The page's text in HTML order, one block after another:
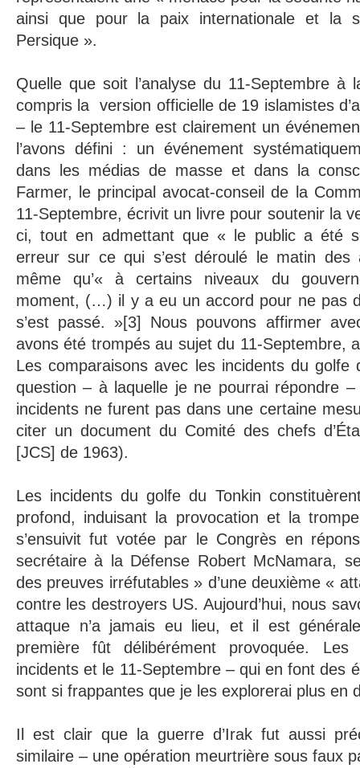
ainsi que pour la paix internationale et la
Persique ».
Quelle que soit l’analyse du 11-Septembre à
compris la version officielle de 19 islamistes
– le 11-Septembre est clairement un
l’avons défini : un événement
dans les médias de masse et dans la
Farmer, le principal avocat-conseil de la
11-Septembre, écrivit un livre pour soutenir la
ci, tout en admettant que « le public a été
erreur sur ce qui s’est déroulé le matin
même qu’« à certains niveaux du
moment, (…) il y a eu un accord pour ne pas
s’est passé. »[3] Nous pouvons affirmer
avons été trompés au sujet du 11-Septembre,
Les comparaisons avec les incidents du golfe
question – à laquelle je ne pourrai répondre
incidents ne furent pas dans une certaine
citer un document du Comité des chefs
[JCS] de 1963).
Les incidents du golfe du Tonkin
profond, induisant la provocation et la
s’ensuivit fut votée par le Congrès en
secrétaire à la Défense Robert McNamara,
des preuves irréfutables » d’une deuxième «
contre les destroyers US. Aujourd’hui, nous
attaque n’a jamais eu lieu, et il est
première fût délibérément provoquée.
incidents et le 11-Septembre – qui en font des
sont si frappantes que je les explorerai plus en
Il est clair que la guerre d’Irak fut aussi
similaire – une opération meurtrière sous faux